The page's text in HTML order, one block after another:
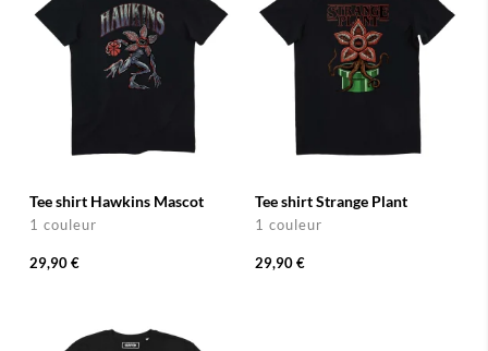
Tee shirt Hawkins Mascot
1 couleur
29,90 €
Tee shirt Strange Plant
1 couleur
29,90 €